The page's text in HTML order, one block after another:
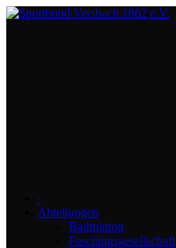
∙
Abteilungen
Badminton
Faschingsgesellschaft